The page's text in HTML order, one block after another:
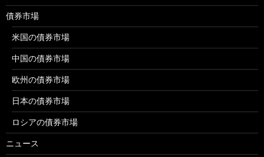
債券市場
米国の債券市場
中国の債券市場
欧州の債券市場
日本の債券市場
ロシアの債券市場
ニュース